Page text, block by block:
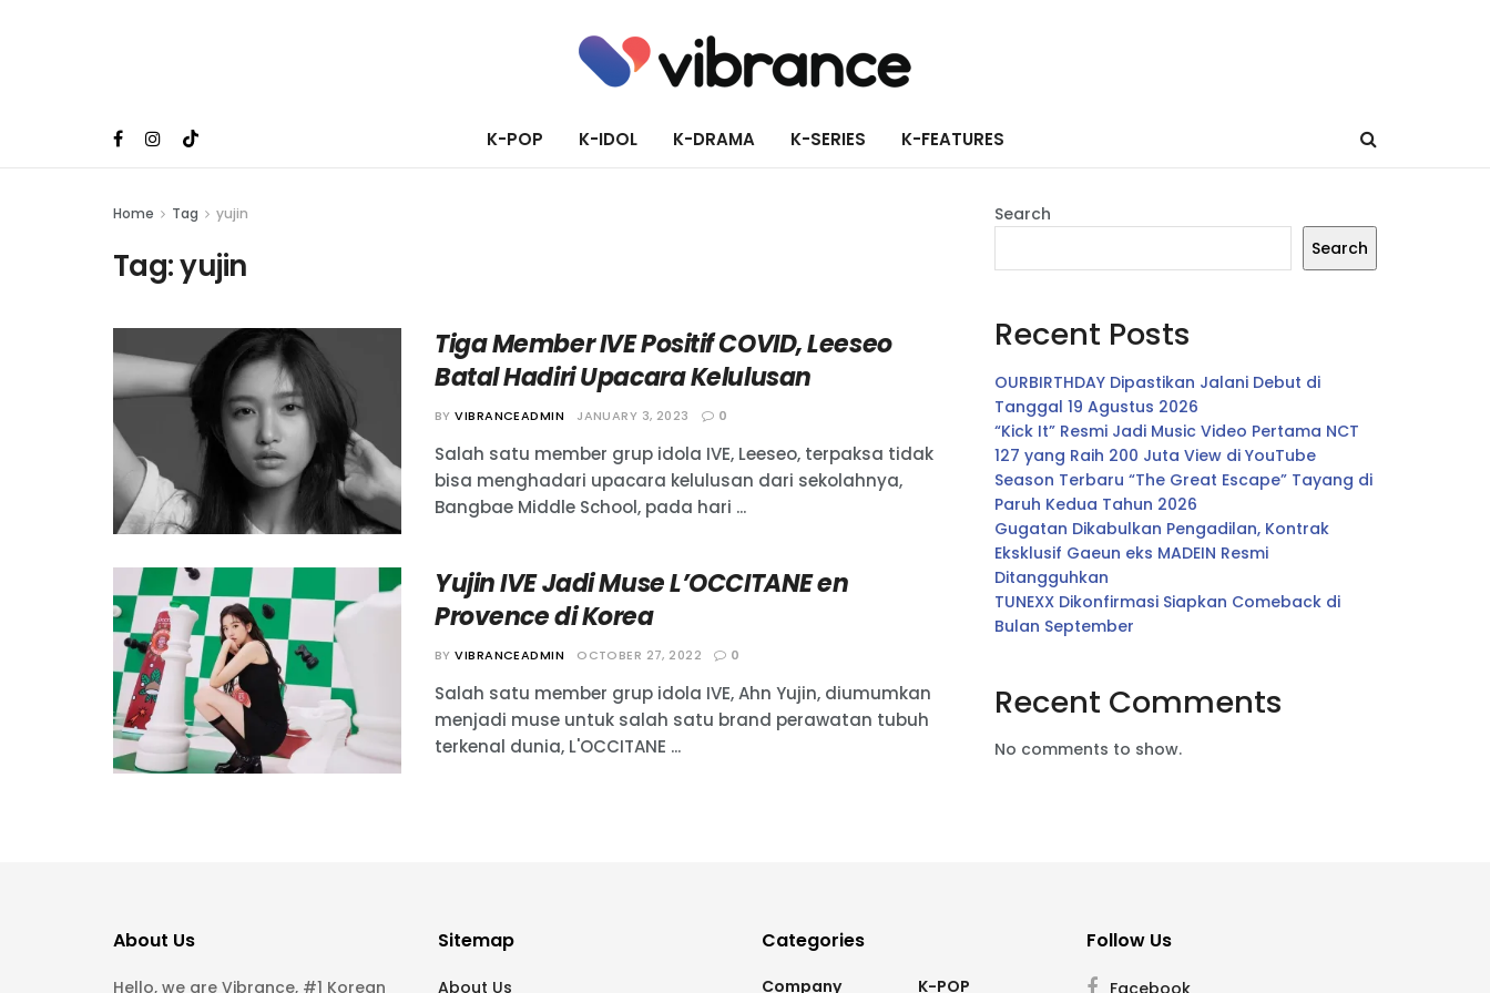
K-POP K-IDOL K-DRAMA K-SERIES K-FEATURES
Home Tag yujin
Tag:yujin
Tiga Member IVE Positif COVID, Leeseo
Batal Hadiri Upacara Kelulusan
BY VIBRANCEADMIN JANUARY 3, 2023 0
Salah satu member grup idola IVE, Leeseo, terpaksa tidak
bisa menghadari upacara kelulusan dari sekolahnya,
Bangbae Middle School, pada hari ...
Yujin IVE Jadi Muse L’OCCITANE en
Provence di Korea
BY VIBRANCEADMIN OCTOBER 27, 2022 0
Salah satu member grup idola IVE, Ahn Yujin, diumumkan
menjadi muse untuk salah satu brand perawatan tubuh
terkenal dunia, L'OCCITANE ...
Search
Search
Recent Posts
OURBIRTHDAY Dipastikan Jalani Debut di
Tanggal 19 Agustus 2026
“Kick It” Resmi Jadi Music Video Pertama NCT
127 yang Raih 200 Juta View di YouTube
Season Terbaru “The Great Escape” Tayang di
Paruh Kedua Tahun 2026
Gugatan Dikabulkan Pengadilan, Kontrak
Eksklusif Gaeun eks MADEIN Resmi
Ditangguhkan
TUNEXX Dikonfirmasi Siapkan Comeback di
Bulan September
Recent Comments
No comments to show.
About Us
Hello, we are Vibrance, #1 Korean
Sitemap
About Us
Categories
Company K-POP
Follow Us
Facebook